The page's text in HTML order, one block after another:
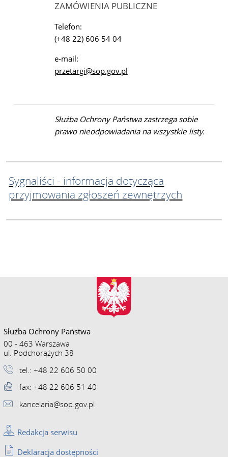
ZAMÓWIENIA PUBLICZNE
Telefon:
(+48 22) 606 54 04
e-mail:
przetargi@sop.gov.pl
Służba Ochrony Państwa zastrzega sobie
prawo nieodpowiadania na wszystkie listy.
Sygnaliści - informacja dotycząca
przyjmowania zgłoszeń zewnętrzych
Służba Ochrony Państwa
00 - 463 Warszawa
ul. Podchorążych 38
tel.: +48 22 606 50 00
fax: +48 22 606 51 40
kancelaria@sop.gov.pl
Redakcja serwisu
Deklaracja dostępności